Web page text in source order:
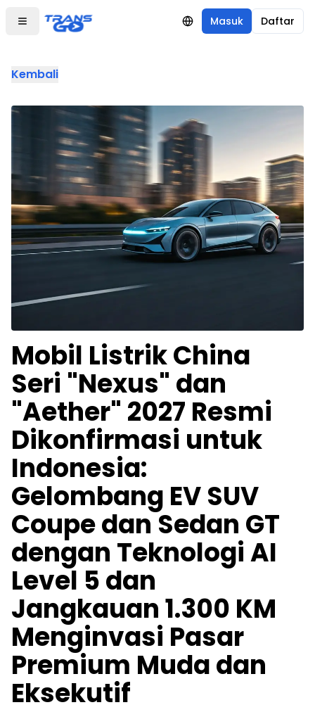
Masuk Daftar
Kembali
Mobil Listrik China
Seri "Nexus" dan
"Aether" 2027 Resmi
Dikonfirmasi untuk
Indonesia:
Gelombang EV SUV
Coupe dan Sedan GT
dengan Teknologi AI
Level 5 dan
Jangkauan 1.300 KM
Menginvasi Pasar
Premium Muda dan
Eksekutif